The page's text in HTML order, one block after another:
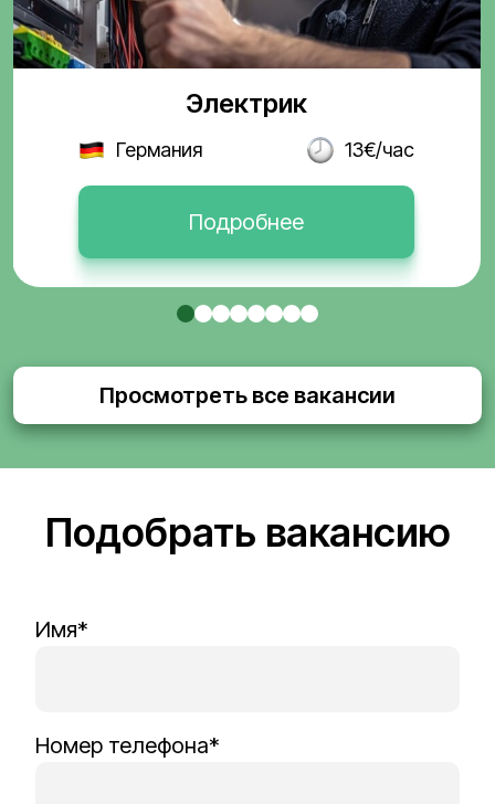
Электрик
Германия 13€/час
Подробнее
Просмотреть все вакансии
Подобрать вакансию
Имя*
Номер телефона*